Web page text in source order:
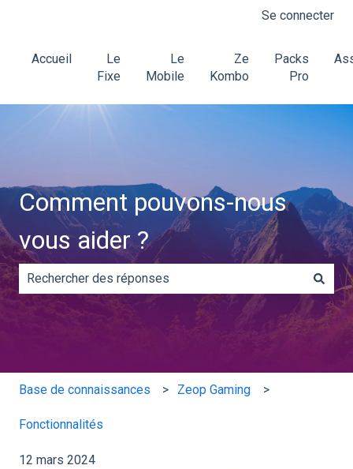
Se connecter
Accueil
Le
Fixe
Le
Mobile
Ze
Kombo
Packs
Pro
Comment pouvons-nous
vous aider ?
Il n'y a aucune suggestion car le champ de recherche
Base de connaissances Zeop Gaming
Fonctionnalités
12 mars 2024